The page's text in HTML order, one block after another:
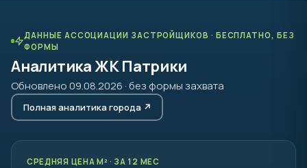
ДАННЫЕ АССОЦИАЦИИ ЗАСТРОЙЩИКОВ · БЕСПЛАТНО, БЕЗ
ФОРМЫ
Аналитика ЖК Патрики
Обновлено 09.08.2026 · без формы захвата
Полная аналитика города ↗
СРЕДНЯЯ ЦЕНА М² · ЗА 12 МЕС